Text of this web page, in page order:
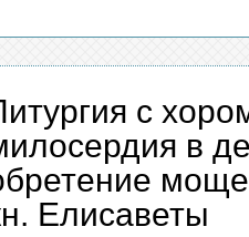
с
в
Елисаветы